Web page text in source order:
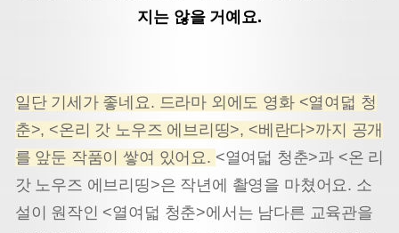
지는 않을 거예요.
일단 기세가 좋네요. 드라마 외에도 영화 <열여덟 청
춘>, <온리 갓 노우즈 에브리띵>, <베란다>까지 공개
를 앞둔 작품이 쌓여 있어요. <열여덟 청춘>과 <온 리
갓 노우즈 에브리띵>은 작년에 촬영을 마쳤어요. 소
설이 원작인 <열여덟 청춘>에서는 남다른 교육관을